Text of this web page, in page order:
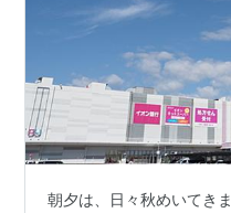
朝夕は、日々秋めいてき